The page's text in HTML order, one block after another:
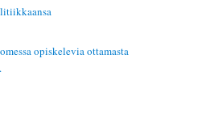
opiskelevia ottamasta